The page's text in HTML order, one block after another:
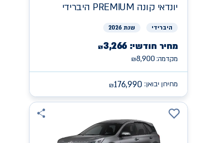
יונדאי קונה PREMIUM היברידי
היברידי שנת 2026
מחיר חודשי: ₪3,266
מקדמה: ₪8,900
מחירון יבואן: ₪176,990